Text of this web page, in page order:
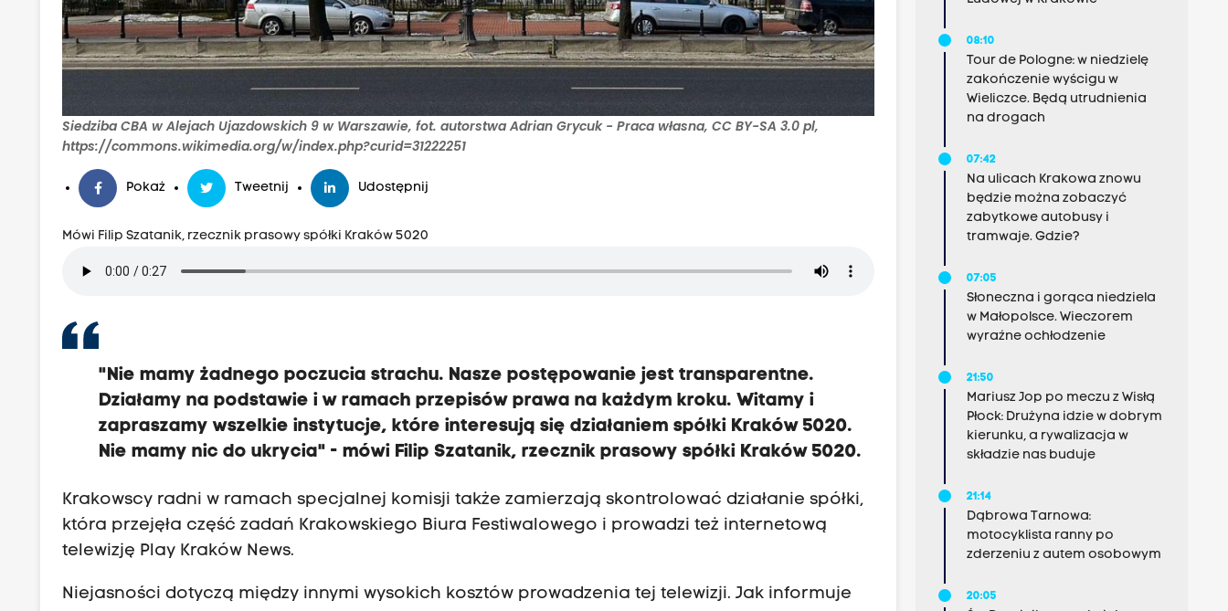
Siedziba CBA w Alejach Ujazdowskich 9 w Warszawie, fot. autorstwa Adrian Grycuk - Praca własna, CC BY-SA 3.0 pl,
https://commons.wikimedia.org/w/index.php?curid=31222251
Pokaż Tweetnij Udostępnij
Mówi Filip Szatanik, rzecznik prasowy spółki Kraków 5020
"Nie mamy żadnego poczucia strachu. Nasze postępowanie jest transparentne.
Działamy na podstawie i w ramach przepisów prawa na każdym kroku. Witamy i
zapraszamy wszelkie instytucje, które interesują się działaniem spółki Kraków 5020.
Nie mamy nic do ukrycia" - mówi Filip Szatanik, rzecznik prasowy spółki Kraków 5020.
Krakowscy radni w ramach specjalnej komisji także zamierzają skontrolować działanie spółki,
która przejęła część zadań Krakowskiego Biura Festiwalowego i prowadzi też internetową
telewizję Play Kraków News.
Niejasności dotyczą między innymi wysokich kosztów prowadzenia tej telewizji. Jak informuje
08:10
Tour de Pologne: w niedzielę
zakończenie wyścigu w
Wieliczce. Będą utrudnienia
na drogach
07:42
Na ulicach Krakowa znowu
będzie można zobaczyć
zabytkowe autobusy i
tramwaje. Gdzie?
07:05
Słoneczna i gorąca niedziela
w Małopolsce. Wieczorem
wyraźne ochłodzenie
21:50
Mariusz Jop po meczu z Wisłą
Płock: Drużyna idzie w dobrym
kierunku, a rywalizacja w
składzie nas buduje
21:14
Dąbrowa Tarnowa:
motocyklista ranny po
zderzeniu z autem osobowym
20:05